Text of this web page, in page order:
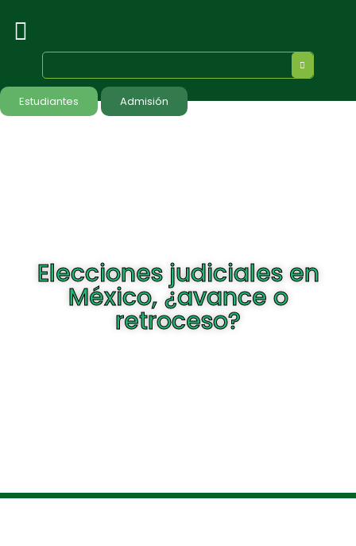
Estudiantes Admisión
Elecciones judiciales en
México, ¿avance o
retroceso?